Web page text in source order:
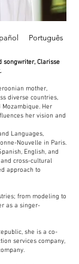
Português
songwriter, Clarisse
mother,
diverse countries,
Mozambique. Her
her vision and
Languages,
Nouvelle in Paris.
English, and
cross-cultural
approach to
from modeling to
as a singer-
she is a co-
services company,